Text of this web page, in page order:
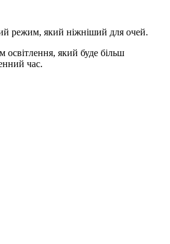
режим, який ніжніший для очей.
освітлення, який буде більш
час.